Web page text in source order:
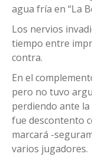
agua fría en “La
Los nervios
tiempo entre
contra.
En el
pero no tuvo
perdiendo ante
fue descontento
marcará -
varios jugadores.